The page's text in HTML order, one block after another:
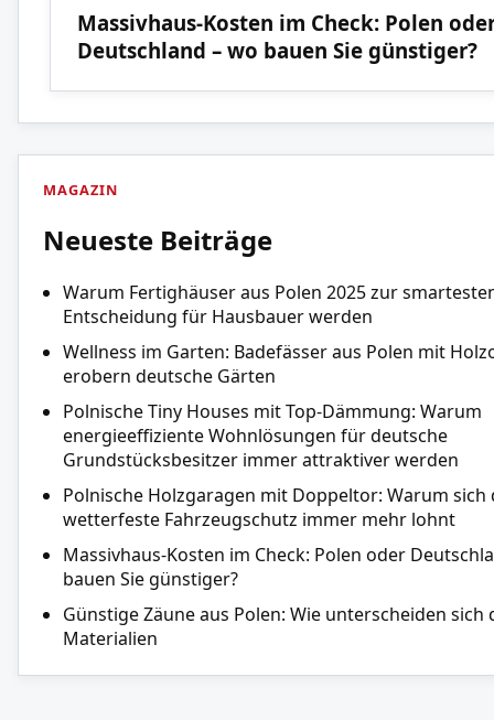
Massivhaus-Kosten im Check: Polen
Deutschland – wo bauen Sie günstiger?
MAGAZIN
Neueste Beiträge
Warum Fertighäuser aus Polen 2025 zur
Entscheidung für Hausbauer werden
Wellness im Garten: Badefässer aus Polen mit
erobern deutsche Gärten
Polnische Tiny Houses mit Top-Dämmung: Warum
energieeffiziente Wohnlösungen für deutsche
Grundstücksbesitzer immer attraktiver werden
Polnische Holzgaragen mit Doppeltor: Warum sich
wetterfeste Fahrzeugschutz immer mehr lohnt
Massivhaus-Kosten im Check: Polen oder
bauen Sie günstiger?
Günstige Zäune aus Polen: Wie unterscheiden sich
Materialien